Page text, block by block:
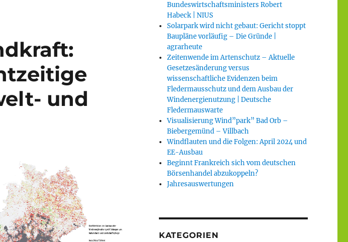
und
Bundeswirtschaftsministers Robert
Habeck | NIUS
Solarpark wird nicht gebaut: Gericht stoppt
Baupläne vorläufig – Die Gründe |
agrarheute
Zeitenwende im Artenschutz – Aktuelle
Gesetzesänderung versus
wissenschaftliche Evidenzen beim
Fledermausschutz und dem Ausbau der
Windenergienutzung | Deutsche
Fledermauswarte
Visualisierung Wind”park” Bad Orb –
Biebergemünd – Villbach
Windflauten und die Folgen: April 2024 und
EE-Ausbau
Beginnt Frankreich sich vom deutschen
Börsenhandel abzukoppeln?
Jahresauswertungen
KATEGORIEN